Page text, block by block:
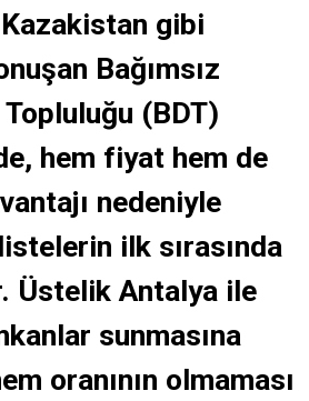
gibi
Bağımsız
(BDT)
hem fiyat hem de
nedeniyle
ilk sırasında
Üstelik Antalya ile
sunmasına
oranının olmaması